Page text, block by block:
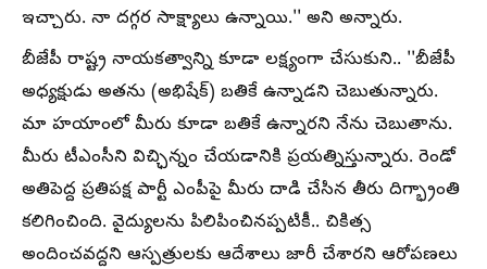
ఇచ్చారు. నా దగ్గర సాక్ష్యాలు ఉన్నాయి.'' అని అన్నారు.
బీజేపీ రాష్ట్ర నాయకత్వాన్ని కూడా లక్ష్యంగా చేసుకుని.. ''బీజేపీ
అధ్యక్షుడు అతను (అభిషేక్) బతికే ఉన్నాడని చెబుతున్నారు.
మా హయాంలో మీరు కూడా బతికే ఉన్నారని నేను చెబుతాను.
మీరు టీఎంసీని విచ్ఛిన్నం చేయడానికి ప్రయత్నిస్తున్నారు. రెండో
అతిపెద్ద ప్రతిపక్ష పార్టీ ఎంపీపై మీరు దాడి చేసిన తీరు దిగ్భ్రాంతి
కలిగించింది. వైద్యులను పిలిపించినప్పటికీ.. చికిత్స
అందించవద్దని ఆస్పత్రులకు ఆదేశాలు జారీ చేశారని ఆరోపణలు